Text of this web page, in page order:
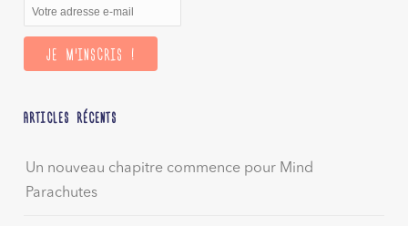
ARTICLES RÉCENTS
Un nouveau chapitre commence pour Mind
Parachutes